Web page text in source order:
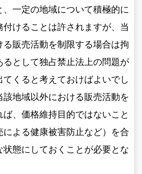
、一定の地域について積極的に
けることは許されますが、当
る販売活動を制限する場合は拘
るとして独占禁止法上の問題が
くると考えておけばよいでし
該地域以外における販売活動を
、価格維持目的ではないこと
による健康被害防止など）を合
状態にしておくことが必要とな